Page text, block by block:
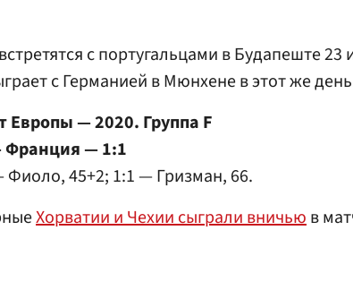
с португальцами в Будапеште 23
с Германией в Мюнхене в этот же
Европы — 2020. Группа F
Франция — 1:1
Фиоло, 45+2; 1:1 — Гризман, 66.
Хорватии и Чехии сыграли вничьюв